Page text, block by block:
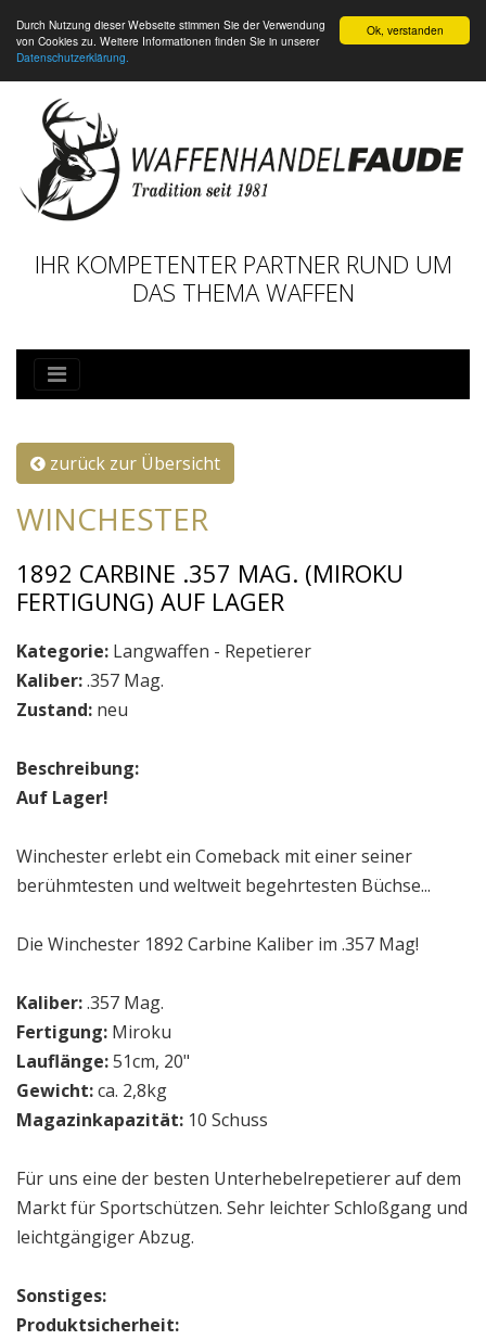
Ok, verstanden
Durch Nutzung dieser Webseite stimmen Sie der Verwendung
von Cookies zu. Weitere Informationen finden Sie in unserer
Datenschutzerklärung.
IHR KOMPETENTER PARTNER RUND UM
DAS THEMA WAFFEN
zurück zur Übersicht
WINCHESTER
1892 CARBINE .357 MAG. (MIROKU
FERTIGUNG) AUF LAGER
Kategorie: Langwaffen - Repetierer
Kaliber:.357 Mag.
Zustand: neu
Beschreibung:
Auf Lager!
Winchester erlebt ein Comeback mit einer seiner
berühmtesten und weltweit begehrtesten Büchse...
Die Winchester 1892 Carbine Kaliber im .357 Mag!
Kaliber:.357 Mag.
Fertigung: Miroku
Lauflänge:51cm, 20"
Gewicht:ca. 2,8kg
Magazinkapazität: 10 Schuss
Für uns eine der besten Unterhebelrepetierer auf dem
Markt für Sportschützen. Sehr leichter Schloßgang und
leichtgängiger Abzug.
Sonstiges:
Produktsicherheit: